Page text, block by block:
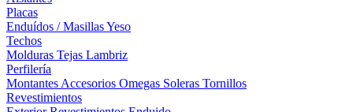
Placas
Enduídos / MasillasYeso
Techos
Molduras Tejas Lambriz
Perfilería
Montantes Accesorios Omegas Soleras Tornillos
Revestimientos